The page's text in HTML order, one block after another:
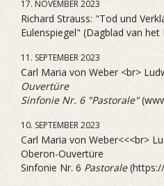
17. NOVEMBER 2023
Richard Strauss: "Tod und
Eulenspiegel" (Dagblad van
11. SEPTEMBER 2023
Carl Maria von Weber <br>
Ouvertüre
Sinfonie Nr. 6 "Pastorale"
10. SEPTEMBER 2023
Carl Maria von Weber<<<br>
Oberon-Ouvertüre
Sinfonie Nr. 6 Pastorale